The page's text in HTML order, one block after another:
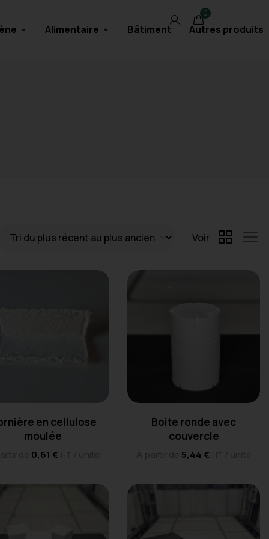
Alimentaire Bâtiment Autres produits
0
Voir
en cellulose
moulée
0,61 €
Boite ronde avec
couvercle
5,44 €